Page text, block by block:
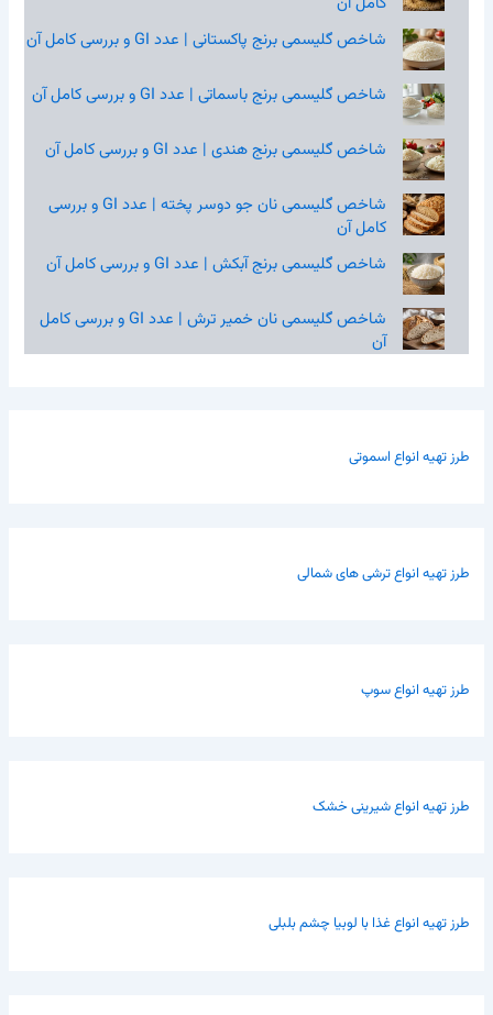
شاخص گلیسمی برنج پاکستانی | عدد GI و بررسی کامل آن
شاخص گلیسمی برنج باسماتی | عدد GI و بررسی کامل آن
شاخص گلیسمی برنج هندی | عدد GI و بررسی کامل آن
شاخص گلیسمی نان جو دوسر پخته | عدد GI و بررسی
کامل آن
شاخص گلیسمی برنج آبکش | عدد GI و بررسی کامل آن
شاخص گلیسمی نان خمیر ترش | عدد GI و بررسی کامل
آن
طرز تهیه انواع اسموتی
طرز تهیه انواع ترشی های شمالی
طرز تهیه انواع سوپ
طرز تهیه انواع شیرینی خشک
طرز تهیه انواع غذا با لوبیا چشم بلبلی